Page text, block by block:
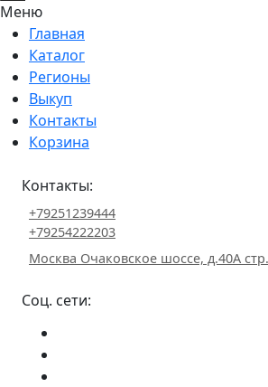
Меню
Главная
Каталог
Регионы
Выкуп
Контакты
Корзина
Контакты:
+79251239444
+79254222203
Москва Очаковское шоссе, д.40А
Соц. сети: